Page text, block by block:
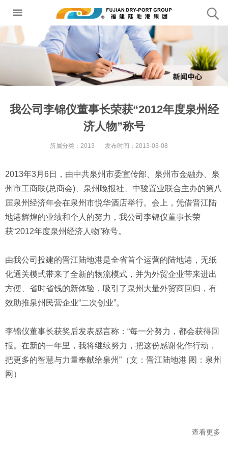
我公司李锦仪董事长荣获“2012年度泉州经
济人物”称号
所属分类： 2013 发布时间： 2013-03-08
2013年3月6日，由中共泉州市委宣传部、泉州市金融办、泉
州市工商联(总商会)、泉州晚报社、中骏置业联合主办的第八
届泉州经济年会在泉州市悦华酒店举行。会上，凭借晋江陆
地港辉煌的业绩和个人的努力，我公司李锦仪董事长荣
获“2012年度泉州经济人物”称号。
由我公司投建的晋江陆地港是全省首个运营的陆地港，无纸
化通关模式带来了全新的物流模式，并为外贸企业带来进出
方便、省时省钱的新体验，吸引了泉州大量外贸商回归，有
效助推泉州民营企业“二次创业”。
李锦仪董事长获奖后发表感言称：“每一分努力，都会获得回
报。在新的一年里，我将继续努力，把这份感谢化作行动，
把更多的智慧与力量奉献给泉州”（文：晋江陆地港 图：泉州
网）
查看更多